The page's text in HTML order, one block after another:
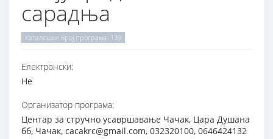
сарадња
Каталошки број програма: 139
Електронски:
Не
Организатор програма:
Центар за стручно усавршавање Чачак, Цара Душана
бб, Чачак, cacakrc@gmail.com, 032320100, 0646424132